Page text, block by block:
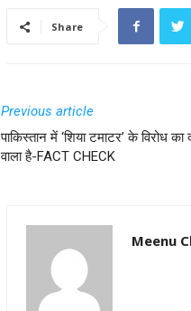
Share
Previous article
पाकिस्तान में ‘शिया टमाटर’ के विरोध
वाला है-FACT CHECK
Meenu